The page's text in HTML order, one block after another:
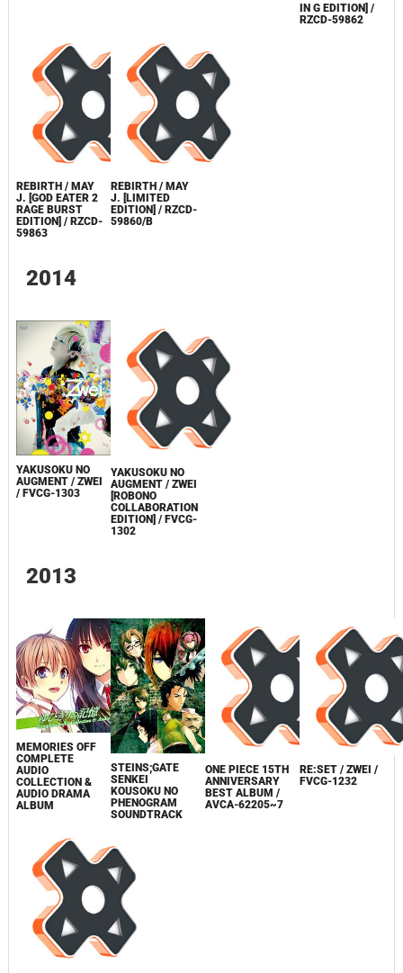
IN G EDITION] /
RZCD-59862
REBIRTH / MAY
J. [GOD EATER 2
RAGE BURST
EDITION] / RZCD-
59863
REBIRTH / MAY
J. [LIMITED
EDITION] / RZCD-
59860/B
2014
YAKUSOKU NO
AUGMENT / ZWEI
/ FVCG-1303
YAKUSOKU NO
AUGMENT / ZWEI
[ROBONO
COLLABORATION
EDITION] / FVCG-
1302
2013
MEMORIES OFF
COMPLETE
AUDIO
COLLECTION &
AUDIO DRAMA
ALBUM
STEINS;GATE
SENKEI
KOUSOKU NO
PHENOGRAM
SOUNDTRACK
ONE PIECE 15TH
ANNIVERSARY
BEST ALBUM /
AVCA-62205~7
RE:SET / ZWEI /
FVCG-1232